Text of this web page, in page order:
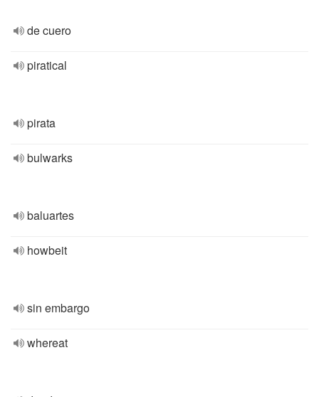
de cuero
piratical
pirata
bulwarks
baluartes
howbeit
sin embargo
whereat